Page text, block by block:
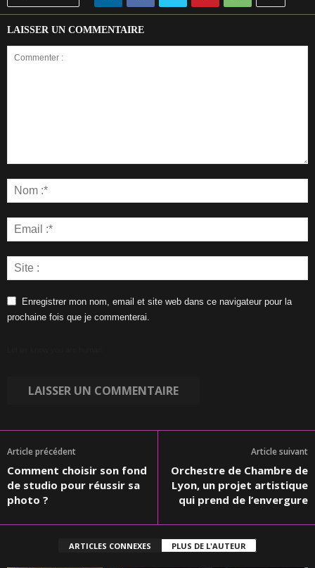
LAISSER UN COMMENTAIRE
Enregistrer mon nom, email et site web dans ce navigateur pour la
prochaine fois que je commenterai.
Article précédent
Comment choisir son fond
de studio pour réussir sa
photo ?
Article suivant
Orchestre de Chambre de
Lyon, un projet artistique
qui prend de l’envergure
ARTICLES CONNEXES PLUS DE L'AUTEUR